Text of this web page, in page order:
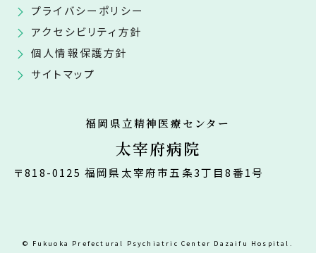
プライバシーポリシー
アクセシビリティ方針
個人情報保護方針
サイトマップ
福岡県立精神医療センター
太宰府病院
〒818-0125 福岡県太宰府市五条3丁目8番1号
© Fukuoka Prefectural Psychiatric Center Dazaifu Hospital.